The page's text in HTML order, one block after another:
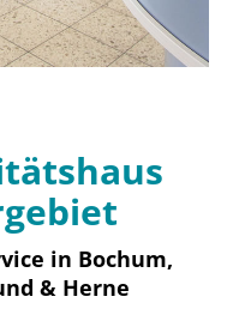
in Bochum,
& Herne